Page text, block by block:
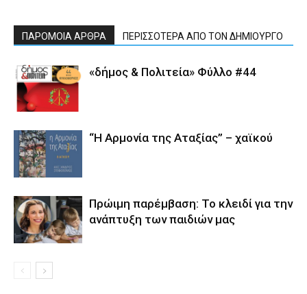
ΠΑΡΟΜΟΙΑ ΑΡΘΡΑ ΠΕΡΙΣΣΟΤΕΡΑ ΑΠΟ ΤΟΝ ΔΗΜΙΟΥΡΓΟ
«δήμος & Πολιτεία» Φύλλο #44
“Η Αρμονία της Αταξίας” – χαϊκού
Πρώιμη παρέμβαση: Το κλειδί για την
ανάπτυξη των παιδιών µας